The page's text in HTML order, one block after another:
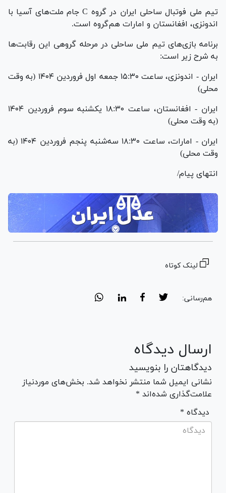
تیم ملی فوتبال ساحلی ایران در گروه C جام ملت‌های آسیا با
اندونزی، افغانستان و امارات هم‌گروه است.
برنامه بازی‌های تیم ملی ساحلی در مرحله گروهی این رقابت‌ها
به شرح زیر است:
ایران - اندونزی، ساعت ۱۵:۳۰ جمعه اول فروردین ۱۴۰۴ (به وقت
محلی)
ایران - افغانستان، ساعت ۱۸:۳۰ یکشنبه سوم فروردین ۱۴۰۴
(به وقت محلی)
ایران - امارات، ساعت ۱۸:۳۰ سه‌شنبه پنجم فروردین ۱۴۰۴ (به
وقت محلی)
انتهای پیام/
لینک کوتاه
هم‌رسانی:
ارسال دیدگاه
دیدگاهتان را بنویسید
نشانی ایمیل شما منتشر نخواهد شد. بخش‌های موردنیاز
علامت‌گذاری شده‌اند *
* دیدگاه